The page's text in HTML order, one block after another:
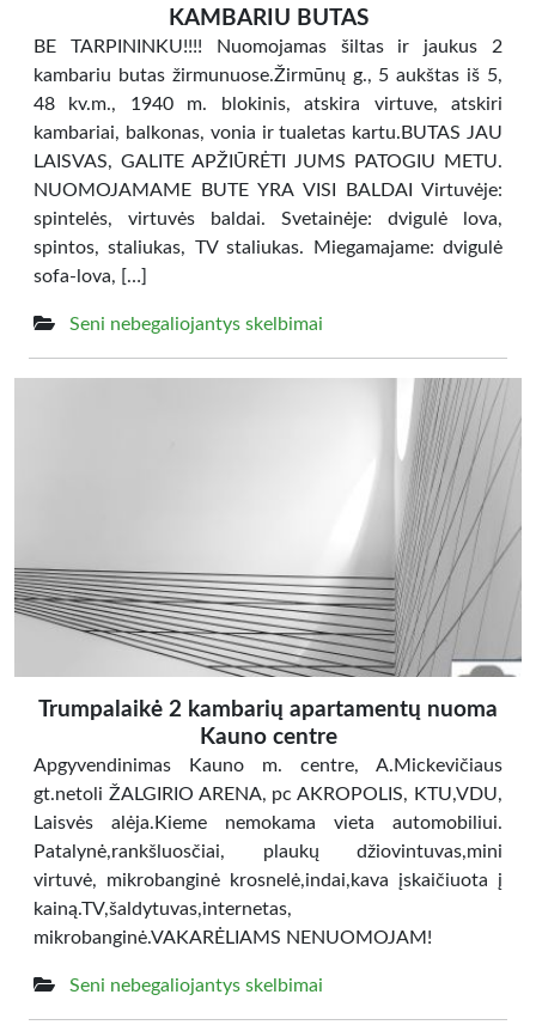
KAMBARIU BUTAS
BE TARPININKU!!!! Nuomojamas šiltas ir jaukus 2
kambariu butas žirmunuose.Žirmūnų g., 5 aukštas iš 5,
48 kv.m., 1940 m. blokinis, atskira virtuve, atskiri
kambariai, balkonas, vonia ir tualetas kartu.BUTAS JAU
LAISVAS, GALITE APŽIŪRĖTI JUMS PATOGIU METU.
NUOMOJAMAME BUTE YRA VISI BALDAI Virtuvėje:
spintelės, virtuvės baldai. Svetainėje: dvigulė lova,
spintos, staliukas, TV staliukas. Miegamajame: dvigulė
sofa-lova, […]
Seni nebegaliojantys skelbimai
Trumpalaikė 2 kambarių apartamentų nuoma
Kauno centre
Apgyvendinimas Kauno m. centre, A.Mickevičiaus
gt.netoli ŽALGIRIO ARENA, pc AKROPOLIS, KTU,VDU,
Laisvės alėja.Kieme nemokama vieta automobiliui.
Patalynė,rankšluosčiai, plaukų džiovintuvas,mini
virtuvė, mikrobanginė krosnelė,indai,kava įskaičiuota į
kainą.TV,šaldytuvas,internetas,
mikrobanginė.VAKARĖLIAMS NENUOMOJAM!
Seni nebegaliojantys skelbimai